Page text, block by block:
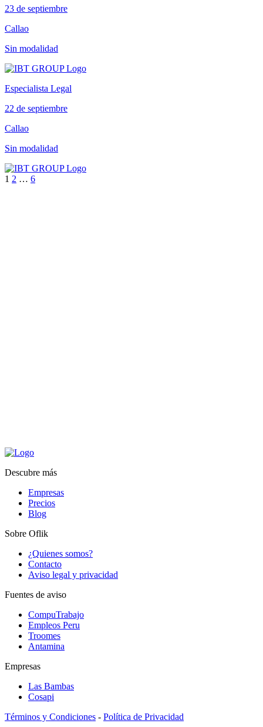
23 de septiembre
Callao
Sin modalidad
Especialista Legal
22 de septiembre
Callao
Sin modalidad
1 2 … 6
Descubre más
Empresas
Precios
Blog
Sobre Oflik
¿Quienes somos?
Contacto
Aviso legal y privacidad
Fuentes de aviso
CompuTrabajo
Empleos Peru
Troomes
Antamina
Empresas
Las Bambas
Cosapi
Términos y Condiciones - Política de Privacidad